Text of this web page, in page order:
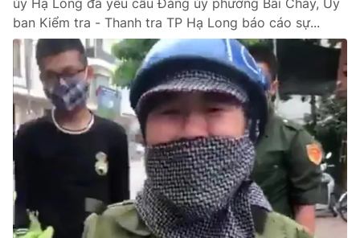
ủy Hạ Long đã yêu cầu Đảng ủy phường Bãi Cháy, Ủy
ban Kiểm tra - Thanh tra TP Hạ Long báo cáo sự...